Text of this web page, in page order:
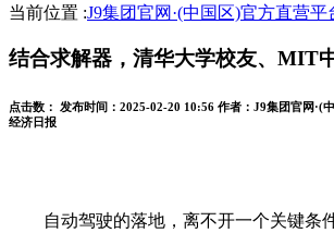
当前位置 :J9集团官网·(中国区)官方直营平
结合求解器，清华大学校友、MIT
点击数： 发布时间： 2025-02-20 10:56 作者： J9集团官网·(
经济日报
自动驾驶的落地，离不开一个关键条